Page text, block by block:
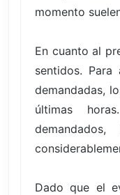
momento
En cuanto al
sentidos. Para
demandadas,
últimas
Dado que el